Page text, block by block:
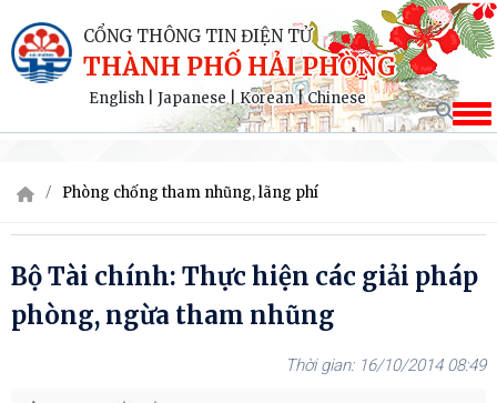
CỔNG THÔNG TIN ĐIỆN TỬ
THÀNH PHỐ HẢI PHÒNG
English Japanese|Korean|Chinese
Phòng chống tham nhũng, lãng phí
Bộ Tài chính: Thực hiện các giải pháp
phòng, ngừa tham nhũng
16/10/2014 08:49